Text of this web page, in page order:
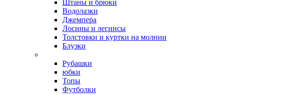
Штаны и брюки
Водолазки
Джемпера
Лосины и легинсы
Толстовки и куртки на молнии
Блузки
Рубашки
юбки
Топы
Футболки